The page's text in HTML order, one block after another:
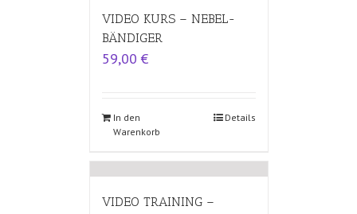
VIDEO KURS – NEBEL-
BÄNDIGER
59,00 €
In den
Warenkorb
Details
VIDEO TRAINING –